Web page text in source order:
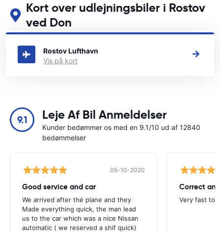
Kort over udlejningsbiler i Rostov
ved Don
Se vores vigtigste biludlejningssteder i Rostov ved Don
Rostov Lufthavn
Vis på kort
9.1 Leje Af Bil Anmeldelser
Kunder bedømmer os med en 9.1/10 ud af 12840
bedømmelser
05-10-2020
Good service and car
We arrived after thé plane and they
Made everything quick, the man lead
us to the car which was a nice Nissan
automatic ( we reserved a shif quick)
Correct
Very fast to